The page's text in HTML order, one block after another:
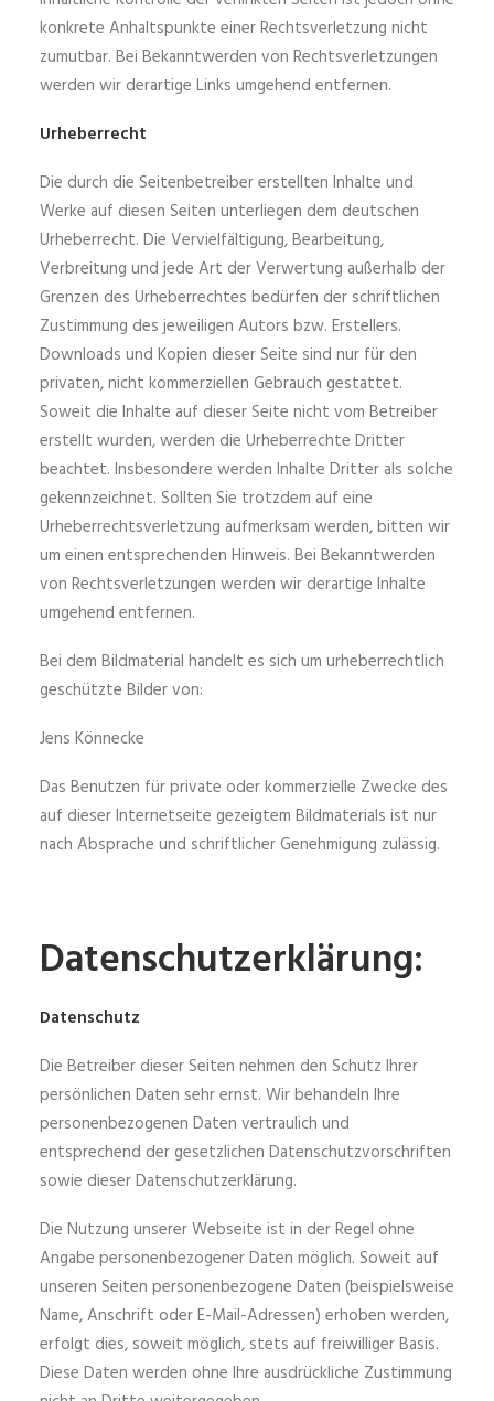
konkrete Anhaltspunkte einer Rechtsverletzung nicht
zumutbar. Bei Bekanntwerden von Rechtsverletzungen
werden wir derartige Links umgehend entfernen.
Urheberrecht
Die durch die Seitenbetreiber erstellten Inhalte und
Werke auf diesen Seiten unterliegen dem deutschen
Urheberrecht. Die Vervielfältigung, Bearbeitung,
Verbreitung und jede Art der Verwertung außerhalb der
Grenzen des Urheberrechtes bedürfen der schriftlichen
Zustimmung des jeweiligen Autors bzw. Erstellers.
Downloads und Kopien dieser Seite sind nur für den
privaten, nicht kommerziellen Gebrauch gestattet.
Soweit die Inhalte auf dieser Seite nicht vom Betreiber
erstellt wurden, werden die Urheberrechte Dritter
beachtet. Insbesondere werden Inhalte Dritter als solche
gekennzeichnet. Sollten Sie trotzdem auf eine
Urheberrechtsverletzung aufmerksam werden, bitten wir
um einen entsprechenden Hinweis. Bei Bekanntwerden
von Rechtsverletzungen werden wir derartige Inhalte
umgehend entfernen.
Bei dem Bildmaterial handelt es sich um urheberrechtlich
geschützte Bilder von:
Jens Könnecke
Das Benutzen für private oder kommerzielle Zwecke des
auf dieser Internetseite gezeigtem Bildmaterials ist nur
nach Absprache und schriftlicher Genehmigung zulässig.
Datenschutzerklärung:
Datenschutz
Die Betreiber dieser Seiten nehmen den Schutz Ihrer
persönlichen Daten sehr ernst. Wir behandeln Ihre
personenbezogenen Daten vertraulich und
entsprechend der gesetzlichen Datenschutzvorschriften
sowie dieser Datenschutzerklärung.
Die Nutzung unserer Webseite ist in der Regel ohne
Angabe personenbezogener Daten möglich. Soweit auf
unseren Seiten personenbezogene Daten (beispielsweise
Name, Anschrift oder E-Mail-Adressen) erhoben werden,
erfolgt dies, soweit möglich, stets auf freiwilliger Basis.
Diese Daten werden ohne Ihre ausdrückliche Zustimmung